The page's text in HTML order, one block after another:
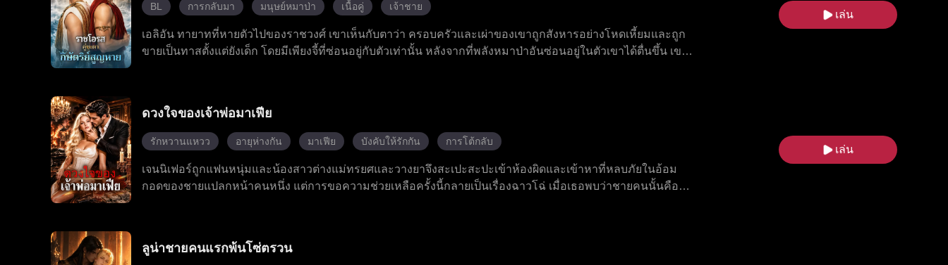
BL การกลับมา มนุษย์หมาป่า เนื้อคู่ เจ้าชาย
เอลิอัน ทายาทที่หายตัวไปของราชวงศ์ เขาเห็นกับตาว่า ครอบครัวและเผ่าของเขาถูกสังหารอย่างโหดเหี้ยมและถูก
ขายเป็นทาสตั้งแต่ยังเด็ก โดยมีเพียงจี้ที่ซ่อนอยู่กับตัวเท่านั้น หลังจากที่พลังหมาป่าอันซ่อนอยู่ในตัวเขาได้ตื่นขึ้น เขา
การสังหารหมู่ครอบครัวของเขา ซึ่งเปิดเผยว่า อาร์เธอร์และเจ้าชายออเรเลียนเป็นผู้อยู่เบื้องหลังการกบฏ เมื่อออเร
เลียนลบความทรงจำของแอนโทนีด้วยคำสาป เอลิอันจึงเดินทางไปทางเหนือเพื่อค้นหาวิธีรักษา เขาสามารถลบคำ
สาปนั้นได้สำเร็จ และตอนนี้กำลังเดินทางกลับมาเพื่อทวงบัลลังก์ของเขาคืน
เล่น
ดวงใจของเจ้าพ่อมาเฟีย
รักหวานแหวว อายุห่างกัน มาเฟีย บังคับให้รักกัน การโต้กลับ
เจนนิเฟอร์ถูกแฟนหนุ่มและน้องสาวต่างแม่ทรยศและวางยาจึงสะเปะสะปะเข้าห้องผิดและเข้าหาที่หลบภัยในอ้อม
กอดของชายแปลกหน้าคนหนึ่ง แต่การขอความช่วยเหลือครั้งนี้กลายเป็นเรื่องฉาวโฉ่ เมื่อเธอพบว่าชายคนนั้นคือพ่อ
เล่น
ลูน่าชายคนแรกพ้นโซ่ตรวน